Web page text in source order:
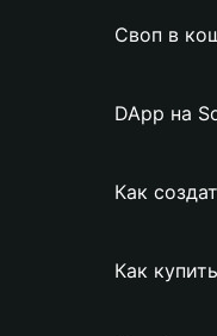
Своп в
DApp на
Как
Как